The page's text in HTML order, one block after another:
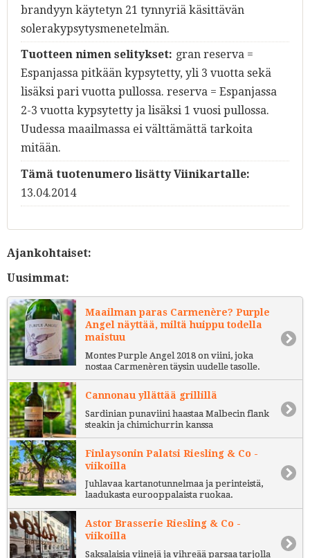
brandyyn käytetyn 21 tynnyriä käsittävän
solerakypsytysmenetelmän.
Tuotteen nimen selitykset: gran reserva =
Espanjassa pitkään kypsytetty, yli 3 vuotta sekä
lisäksi pari vuotta pullossa. reserva = Espanjassa
2-3 vuotta kypsytetty ja lisäksi 1 vuosi pullossa.
Uudessa maailmassa ei välttämättä tarkoita
mitään.
Tämä tuotenumero lisätty Viinikartalle:
13.04.2014
Ajankohtaiset:
Uusimmat:
Maailman paras Carmenère? Purple
Angel näyttää, miltä huippu todella
maistuu
Montes Purple Angel 2018 on viini, joka
nostaa Carmenèren täysin uudelle tasolle.
Cannonau yllättää grillillä
Sardinian punaviini haastaa Malbecin flank
steakin ja chimichurrin kanssa
Finlaysonin Palatsi Riesling & Co -
viikoilla
Juhlavaa kartanotunnelmaa ja perinteistä,
laadukasta eurooppalaista ruokaa.
Astor Brasserie Riesling & Co -
viikoilla
Saksalaisia viinejä ja vihreää parsaa tarjolla